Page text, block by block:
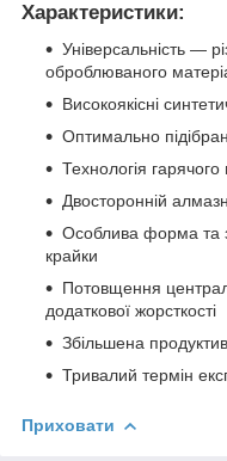
Характеристики:
Універсальність —
оброблюваного
Високоякісні
Оптимально
Технологія
Двосторонній
Особлива форма та
крайки
Потовщення
додаткової жорсткості
Збільшена
Тривалий термін
Приховати